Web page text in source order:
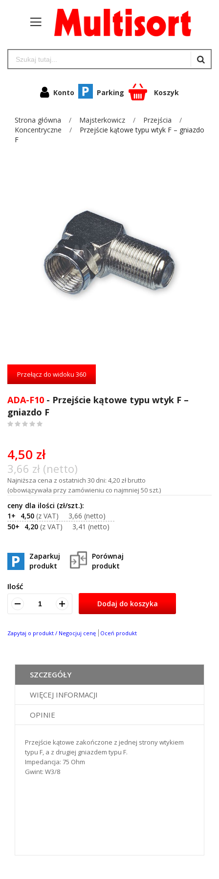
Konto Parking Koszyk
Strona główna Majsterkowicz
Przejścia
Koncentryczne
Przejście kątowe typu wtyk F – gniazdo
F
Przejdź
początek
Przełącz do widoku 360
ADA-F10 - Przejście kątowe typu wtyk F –
gniazdo F
100
4,50 zł
3,66 zł (netto)
Najniższa cena z ostatnich 30 dni: 4,20 zł brutto
(obowiązywała przy zamówieniu co najmniej 50 szt.)
1+ 4,50
3,66
50+
4,20 3,41
Zaparkuj
produkt
Porównaj
produkt
Ilość
Dodaj do koszyka
Zapytaj o produkt / Negocjuj cenę Oceń produkt
SZCZEGÓŁY
WIĘCEJ INFORMACJI
OPINIE
Przejście kątowe zakończone z jednej strony wtykiem
typu F, a z drugiej gniazdem typu F.
Impedancja: 75 Ohm
Gwint: W3/8